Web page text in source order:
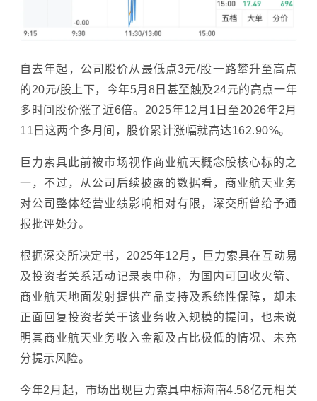
自去年起，公司股价从最低点3元/股一路攀升至高点
的20元/股上下，今年5月8日甚至触及24元的高点一年
多时间股价涨了近6倍。2025年12月1日至2026年2月
11日这两个多月间，股价累计涨幅就高达162.90%。
巨力索具此前被市场视作商业航天概念股核心标的之
一，不过，从公司后续披露的数据看，商业航天业务
对公司整体经营业绩影响相对有限，深交所曾给予通
报批评处分。
根据深交所决定书，2025年12月，巨力索具在互动易
及投资者关系活动记录表中称，为国内可回收火箭、
商业航天地面发射提供产品支持及系统性保障，却未
正面回复投资者关于该业务收入规模的提问，也未说
明其商业航天业务收入金额及占比极低的情况、未充
分提示风险。
今年2月起，市场出现巨力索具中标海南4.58亿元相关